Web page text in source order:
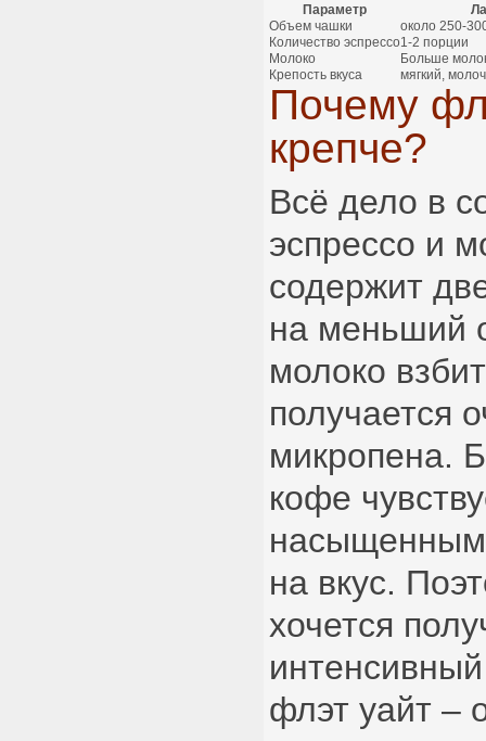
Параметр
Объем чашки
около 250-
Количество эспрессо1-2 порции
Молоко
Больше
Крепость вкуса
мягкий,
Почему
крепче?
Всё дело в
эспрессо и
содержит
на меньший
молоко
получается
микропена.
кофе
на вкус.
хочется
флэт уайт –